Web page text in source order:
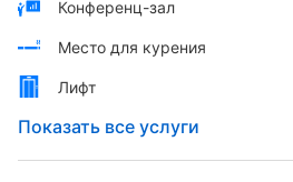
Конференц-зал
Место для курения
Лифт
Показать все услуги